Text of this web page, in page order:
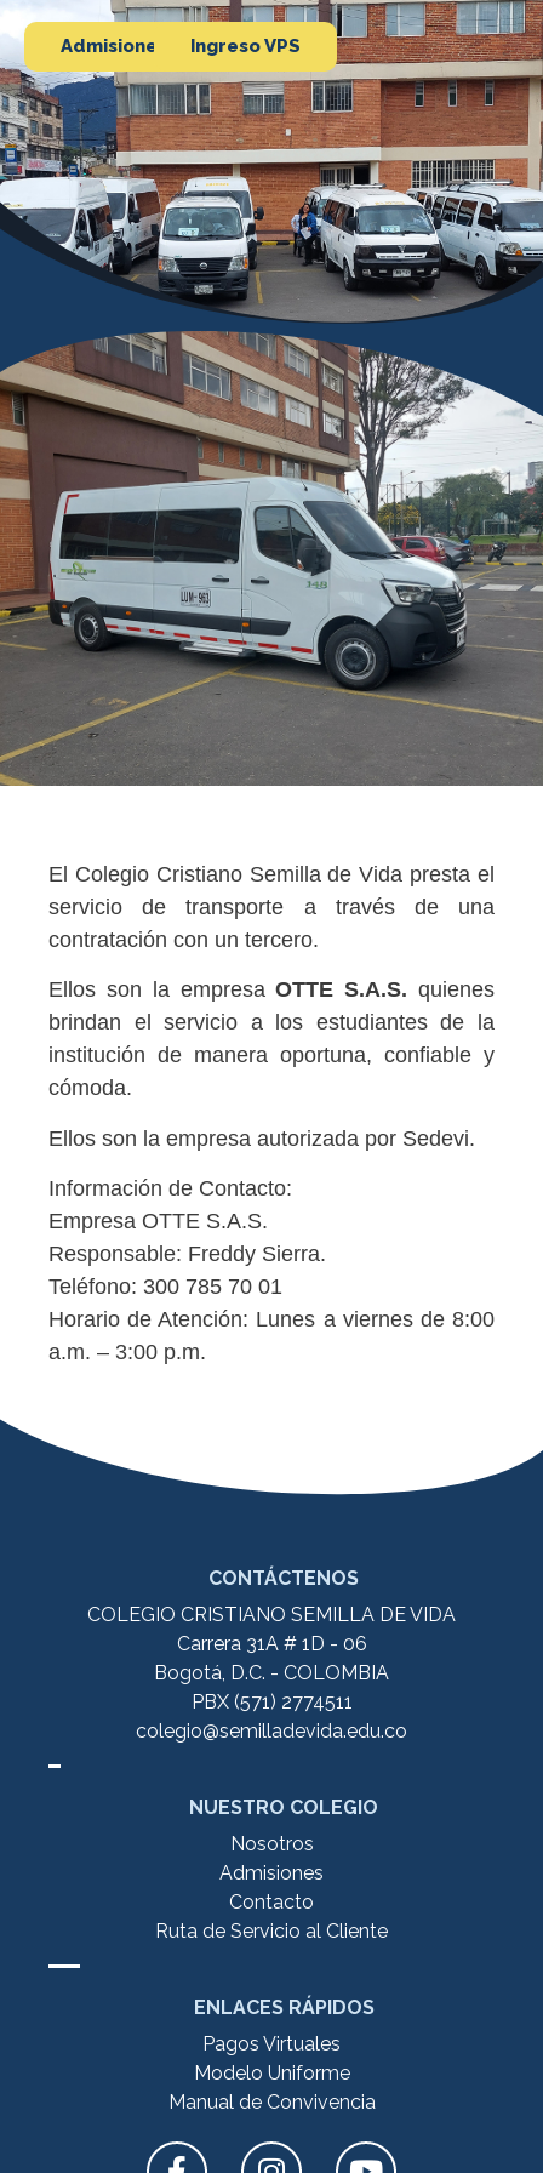
Ingreso VPS
Admisiones
El Colegio Cristiano Semilla de Vida presta el
servicio de transporte a través de una
contratación con un tercero.
Ellos son la empresaOTTE S.A.S. quienes
brindan el servicio a los estudiantes de la
institución de manera oportuna, confiable y
cómoda.
Ellos son la empresa autorizada por Sedevi.
Información de Contacto:
Empresa OTTE S.A.S.
Responsable: Freddy Sierra.
Teléfono: 300 785 70 01
Horario de Atención: Lunes a viernes de 8:00
a.m. – 3:00 p.m.
CONTÁCTENOS
COLEGIO CRISTIANO SEMILLA DE VIDA
Carrera 31A # 1D - 06
Bogotá, D.C. - COLOMBIA
PBX (571) 2774511
colegio@semilladevida.edu.co
NUESTRO COLEGIO
Nosotros
Admisiones
Contacto
Ruta de Servicio al Cliente
ENLACES RÁPIDOS
Pagos Virtuales
Modelo Uniforme
Manual de Convivencia